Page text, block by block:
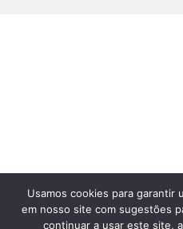
Fale
Usamos cookies para garantir
em nosso site com sugestões
continuar a usar este site,